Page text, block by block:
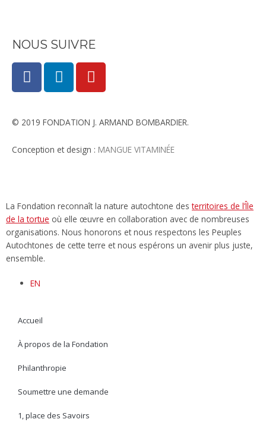
NOUS SUIVRE
F
a
c
b
o
o
L
i
n
e
d
i
Y
o
u
u
b
e
© 2019 FONDATION J. ARMAND BOMBARDIER.
Conception et design : MANGUE VITAMINÉE​
La Fondation reconnaît la nature autochtone desterritoires de l’Île
de la tortue où elle œuvre en collaboration avec de nombreuses
organisations. Nous honorons et nous respectons les Peuples
Autochtones de cette terre et nous espérons un avenir plus juste,
ensemble.
EN
Accueil
À propos de la Fondation
Philanthropie
Soumettre une demande
1, place des Savoirs